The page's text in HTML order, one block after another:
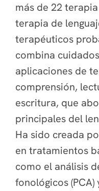
más de 22
terapia de
terapéuticos
combina
aplicaciones de
comprensión,
escritura, que
principales del
Ha sido creada
en tratamientos
como el análisis
fonológicos